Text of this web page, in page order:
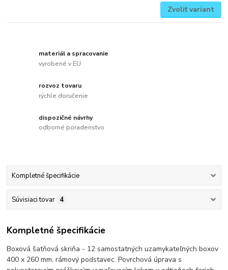
Zvoliť variant
materiál a spracovanie
vyrobené v EU
rozvoz tovaru
rýchle doručenie
dispozičné návrhy
odborné poradenstvo
Kompletné špecifikácie
Súvisiaci tovar 4
Kompletné špecifikácie
Boxová šatňová skriňa - 12 samostatných uzamykateľných boxov
400 x 260 mm, rámový podstavec. Povrchová úprava s